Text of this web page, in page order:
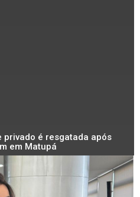
é resgatada após
em Matupá